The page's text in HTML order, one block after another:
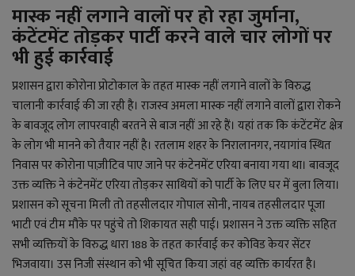
मास्क नहीं लगाने वालों पर हो रहा जुर्माना,
कंटेंटमेंट तोड़कर पार्टी करने वाले चार लोगों पर
भी हुई कार्रवाई
प्रशासन द्वारा कोरोना प्रोटोकाल के तहत मास्क नहीं लगाने वालों के विरुद्ध
चालानी कार्रवाई की जा रही है। राजस्व अमला मास्क नहीं लगाने वालों द्वारा रोकने
के बावजूद लोग लापरवाही बरतने से बाज नहीं आ रहे हैं। यहां तक कि कंटेंटमेंट क्षेत्र
के लोग भी मानने को तैयार नहीं है। रतलाम शहर के निरालानगर, नयागांव स्थित
निवास पर कोरोना पाज़ीटिव पाए जाने पर कंटेनमेंट एरिया बनाया गया था। बावजूद
उक्त व्यक्ति ने कंटेनमेंट एरिया तोड़कर साथियों को पार्टी के लिए घर में बुला लिया।
प्रशासन को सूचना मिली तो तहसीलदार गोपाल सोनी, नायब तहसीलदार पूजा
भाटी एवं टीम मौके पर पहुंचे तो शिकायत सही पाई। प्रशासन ने उक्त व्यक्ति सहित
सभी व्यक्तियों के विरुद्ध धारा 188 के तहत कार्रवाई कर कोविड केयर सेंटर
भिजवाया। उस निजी संस्थान को भी सूचित किया जहां वह व्यक्ति कार्यरत है।